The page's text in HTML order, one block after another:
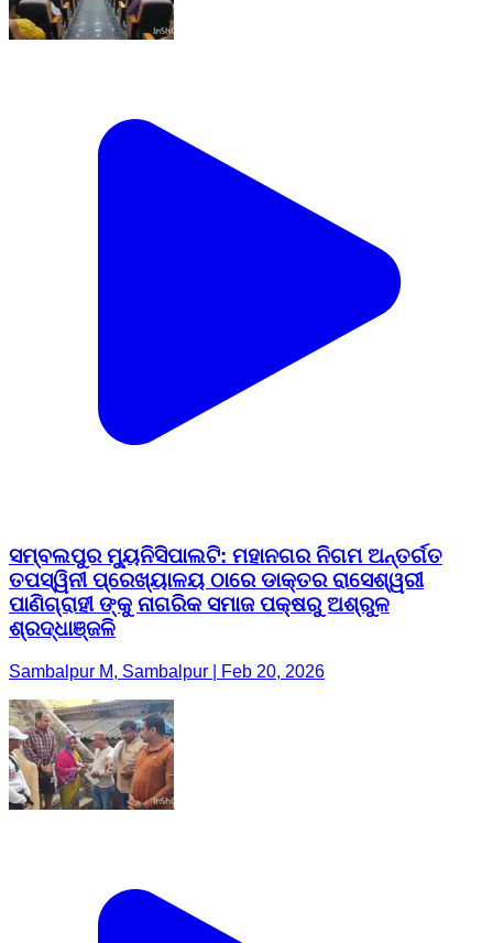
ସମ୍ବଲପୁର ମ୍ୟୁନିସିପାଲଟି: ମହାନଗର ନିଗମ ଅନ୍ତର୍ଗତ
ତପସ୍ୱିନୀ ପ୍ରେଖ୍ୟାଳୟ ଠାରେ ଡାକ୍ତର ରାସେଶ୍ୱରୀ
ପାଣିଗ୍ରାହୀ ଙ୍କୁ ନାଗରିକ ସମାଜ ପକ୍ଷରୁ ଅଶ୍ରୁଳ
ଶ୍ରଦ୍ଧାଞ୍ଜଳି
Sambalpur M, Sambalpur | Feb 20, 2026